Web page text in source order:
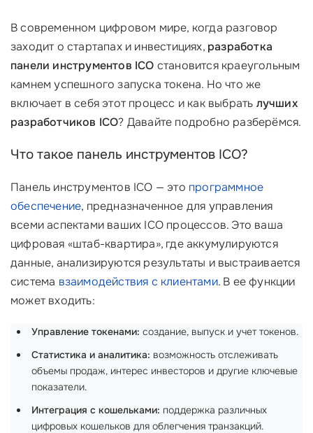
В современном цифровом мире, когда разговор
заходит о стартапах и инвестициях, разработка
панели инструментов ICO становится краеугольным
камнем успешного запуска токена. Но что же
включает в себя этот процесс и как выбрать лучших
разработчиков ICO? Давайте подробно разберёмся.
Что такое панель инструментов ICO?
Панель инструментов ICO — это программное
обеспечение, предназначенное для управления
всеми аспектами ваших ICO процессов. Это ваша
цифровая «штаб-квартира», где аккумулируются
данные, анализируются результаты и выстраивается
система взаимодействия с клиентами. В ее функции
может входить:
Управление токенами: создание, выпуск и учет токенов.
Статистика и аналитика: возможность отслеживать
объемы продаж, интерес инвесторов и другие ключевые
показатели.
Интеграция с кошельками: поддержка различных
цифровых кошельков для облегчения транзакций.